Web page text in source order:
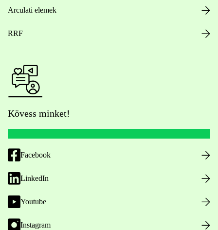
Arculati elemek
RRF
Kövess minket!
Facebook
LinkedIn
Youtube
Instagram